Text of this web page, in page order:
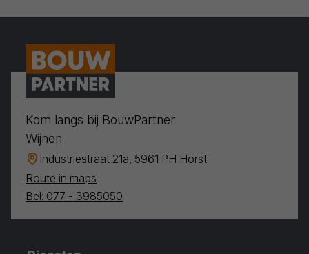
Kom langs bij BouwPartner
Wijnen
Industriestraat 21a, 5961 PH Horst
Route in maps
Bel: 077 - 3985050